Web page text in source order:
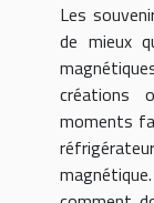
Les
de mieux
créations
moments